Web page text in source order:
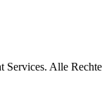
Services. Alle Rechte